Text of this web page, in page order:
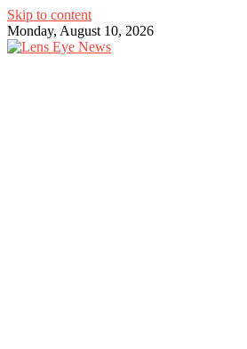
Skip to content
Monday, August 10, 2026